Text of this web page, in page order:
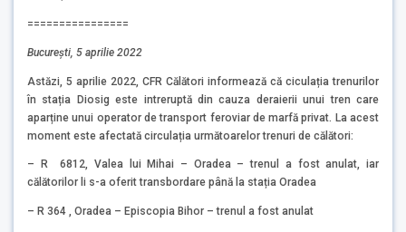
================
București, 5 aprilie 2022
Astăzi, 5 aprilie 2022, CFR Călători informează că ciculația trenurilor
în stația Diosig este intreruptă din cauza deraierii unui tren care
aparține unui operator de transport feroviar de marfă privat. La acest
moment este afectată circulația următoarelor trenuri de călători:
– R 6812, Valea lui Mihai – Oradea – trenul a fost anulat, iar
călătorilor li s-a oferit transbordare până la stația Oradea
– R 364 , Oradea – Episcopia Bihor – trenul a fost anulat